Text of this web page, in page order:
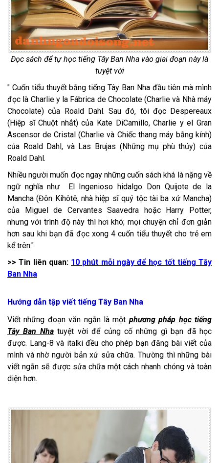
Đọc sách để tự học tiếng Tây Ban Nha vào giai đoạn này là
tuyệt vời
" Cuốn tiểu thuyết bằng tiếng Tây Ban Nha đầu tiên mà mình
đọc là Charlie y la Fábrica de Chocolate (Charlie và Nhà máy
Chocolate) của Roald Dahl. Sau đó, tôi đọc Despereaux
(Hiệp sĩ Chuột nhắt) của Kate DiCamillo, Charlie y el Gran
Ascensor de Cristal (Charlie và Chiếc thang máy bằng kính)
của Roald Dahl, và Las Brujas (Những mụ phù thủy) của
Roald Dahl.
Nhiều người muốn đọc ngay những cuốn sách khá là nặng về
ngữ nghĩa như El Ingenioso hidalgo Don Quijote de la
Mancha (Đôn Kihôtê, nhà hiệp sĩ quý tộc tài ba xứ Mancha)
của Miguel de Cervantes Saavedra hoặc Harry Potter,
nhưng với trình độ này thì hơi khó; mọi chuyện chỉ đơn giản
hơn sau khi bạn đã đọc xong 4 cuốn tiểu thuyết cho trẻ em
kể trên."
>> Tin liên quan: 10 phút mỗi ngày để học tốt tiếng Tây
Ban Nha
Hướng dẫn tập viết tiếng Tây Ban Nha
Viết những đoạn văn ngắn là một phương pháp học tiếng
Tây Ban Nhatuyệt vời để củng cố những gì bạn đã học
được. Lang-8 và italki đều cho phép bạn đăng bài viết của
mình và nhờ người bản xứ sửa chữa. Thường thì những bài
viết ngắn sẽ được sửa chữa một cách nhanh chóng và toàn
diện hơn.